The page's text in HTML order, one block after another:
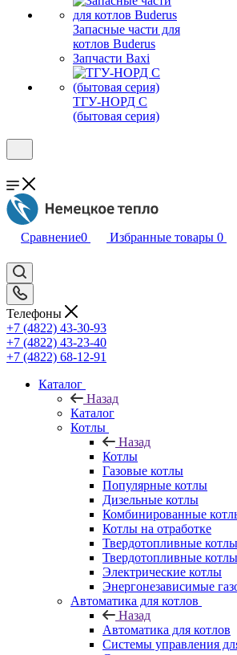
Запасные части для
котлов Buderus
Запчасти Baxi
ТГУ-НОРД С
(бытовая серия)
Сравнение0 Избранные товары 0
Телефоны
+7 (4822) 43-30-93
+7 (4822) 43-23-40
+7 (4822) 68-12-91
Каталог
Назад
Каталог
Котлы
Назад
Котлы
Газовые котлы
Популярные котлы
Дизельные котлы
Комбинированные
Котлы на отработке
Твердотопливные котлы
Твердотопливные котлы
Электрические котлы
Энергонезависимые
Автоматика для котлов
Назад
Автоматика для котлов
Системы управления